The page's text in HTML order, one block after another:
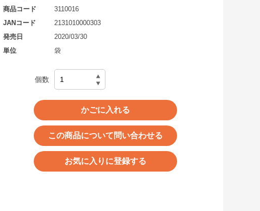
商品コード
3110016
JANコード
2131010000303
発売日
2020/03/30
単位
袋
個数
かごに入れる
この商品について問い合わせる
お気に入りに登録する